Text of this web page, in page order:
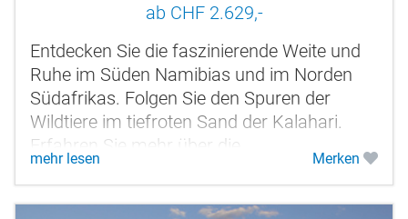
ab CHF 2.629,-
Entdecken Sie die faszinierende Weite und
Ruhe im Süden Namibias und im Norden
Südafrikas. Folgen Sie den Spuren der
Wildtiere im tiefroten Sand der Kalahari.
Erfahren Sie mehr über die
Überlebenskünste der Buschleute, die als
Jäger...
mehr lesen Merken